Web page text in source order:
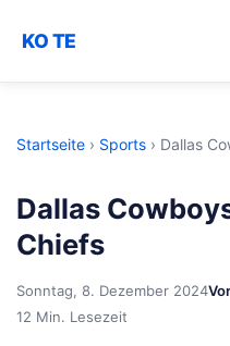
KO TE
Startseite › Sports › Dallas
Dallas
Chiefs
Sonntag, 8. Dezember 2024
12 Min. Lesezeit